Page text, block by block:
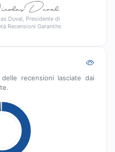
Duval, Presidente di
Recensioni Garantite
recensioni lasciate dai